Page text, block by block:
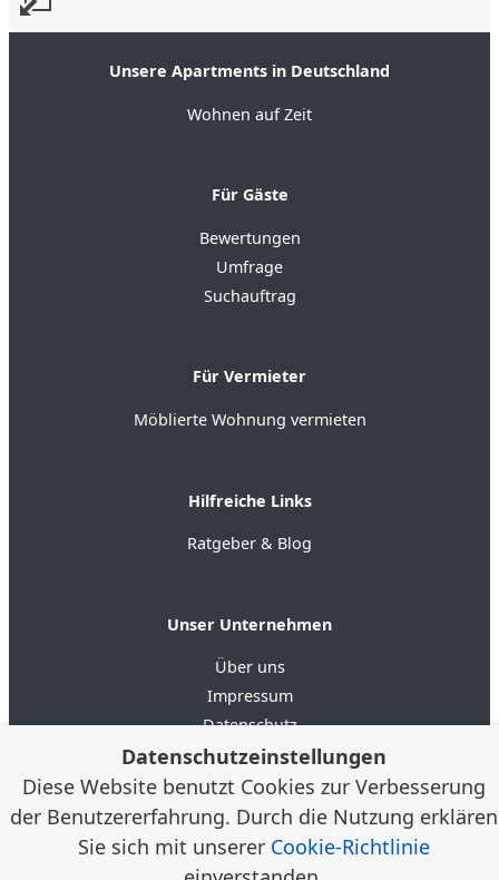
Unsere Apartments in Deutschland
Wohnen auf Zeit
Für Gäste
Bewertungen
Umfrage
Suchauftrag
Für Vermieter
Möblierte Wohnung vermieten
Hilfreiche Links
Ratgeber & Blog
Unser Unternehmen
Über uns
Impressum
Datenschutz
AGB
Google Bewertungen 4.6 ★★★★★
★★★★★ (20)
Datenschutzeinstellungen
Diese Website benutzt Cookies zur Verbesserung
der Benutzererfahrung. Durch die Nutzung erklären
Sie sich mit unserer Cookie-Richtlinie